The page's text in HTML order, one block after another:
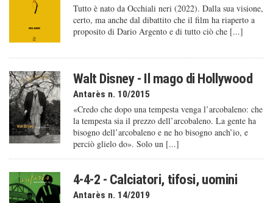
Tutto è nato da Occhiali neri (2022). Dalla sua visione,
certo, ma anche dal dibattito che il film ha riaperto a
proposito di Dario Argento e di tutto ciò che [...]
Walt Disney - Il mago di Hollywood
Antarès n. 10/2015
«Credo che dopo una tempesta venga l’arcobaleno: che
la tempesta sia il prezzo dell’arcobaleno. La gente ha
bisogno dell’arcobaleno e ne ho bisogno anch’io, e
perciò glielo do». Solo un [...]
4-4-2 - Calciatori, tifosi, uomini
Antarès n. 14/2019